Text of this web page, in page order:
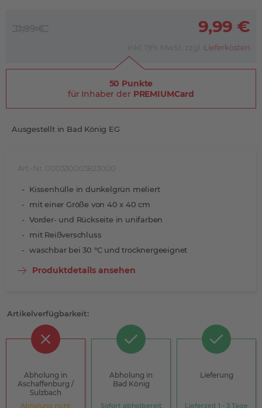
Art.-Nr. 000530005823000
Kissenhülle in dunkelgrün meliert
mit einer Größe von 40 x 40 cm
Vorder- und Rückseite in unifarben
mit Reißverschluss
waschbar bei 30 °C und trocknergeeignet
Produktdetails ansehen
Artikelverfügbarkeit:
Abholung in
Aschaffenburg /
Sulzbach
Abholung nicht
Abholung in
Bad König
Sofort abholbereit
Lieferung
Lieferzeit 1 - 3 Tage
9,99 €
inkl. 19% MwSt. zzgl. Lieferkosten
50 Punkte
für Inhaber der PREMIUMCard
Ausgestellt in Bad König EG